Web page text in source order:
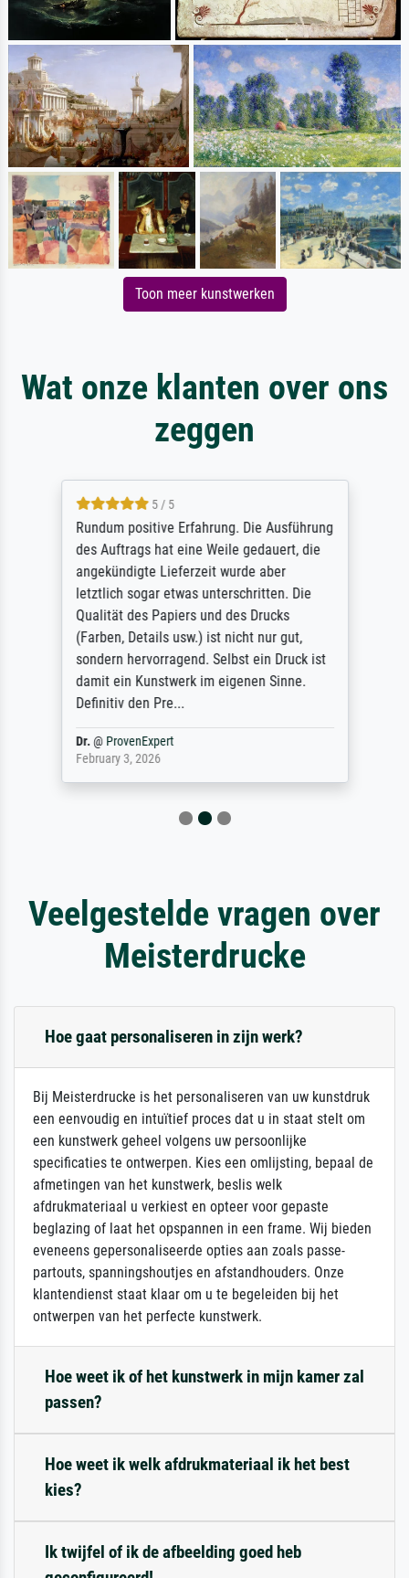
Toon meer kunstwerken
Wat onze klanten over ons
zeggen
5 / 5
Rundum positive Erfahrung. Die Ausführung
des Auftrags hat eine Weile gedauert, die
angekündigte Lieferzeit wurde aber
letztlich sogar etwas unterschritten. Die
Qualität des Papiers und des Drucks
(Farben, Details usw.) ist nicht nur gut,
sondern hervorragend. Selbst ein Druck ist
damit ein Kunstwerk im eigenen Sinne.
Definitiv den Pre...
Dr.@ ProvenExpert
February 3, 2026
Veelgestelde vragen over
Meisterdrucke
Hoe gaat personaliseren in zijn werk?
Bij Meisterdrucke is het personaliseren van uw kunstdruk
een eenvoudig en intuïtief proces dat u in staat stelt om
een kunstwerk geheel volgens uw persoonlijke
specificaties te ontwerpen. Kies een omlijsting, bepaal de
afmetingen van het kunstwerk, beslis welk
afdrukmateriaal u verkiest en opteer voor gepaste
beglazing of laat het opspannen in een frame. Wij bieden
eveneens gepersonaliseerde opties aan zoals passe-
partouts, spanningshoutjes en afstandhouders. Onze
klantendienst staat klaar om u te begeleiden bij het
ontwerpen van het perfecte kunstwerk.
Hoe weet ik of het kunstwerk in mijn kamer zal
passen?
Hoe weet ik welk afdrukmateriaal ik het best
kies?
Ik twijfel of ik de afbeelding goed heb